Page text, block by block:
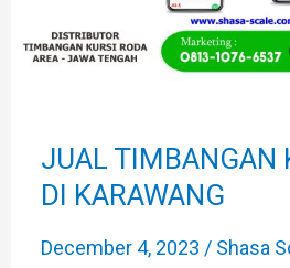
JUAL TIMBANGAN
DI KARAWANG
December 4, 2023 / Shasa